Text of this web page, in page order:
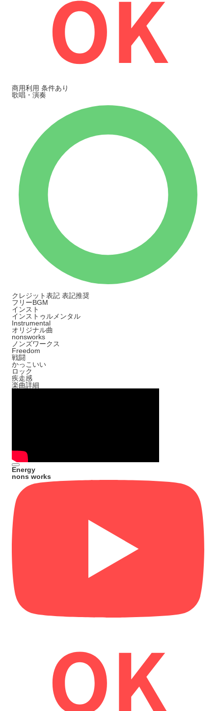
商用利用 条件あり
歌唱・演奏
クレジット表記 表記推奨
フリーBGM
インスト
インストゥルメンタル
Instrumental
オリジナル曲
nonsworks
ノンズワークス
Freedom
戦闘
かっこいい
ロック
疾走感
楽曲詳細
Energy
nons works